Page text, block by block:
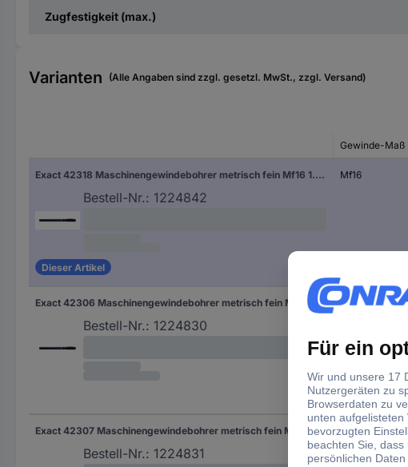
Zugfestigkeit (max.)
Varianten (Alle Angaben sind zzgl. gesetzl. MwSt., zzgl. Versand)
Gewinde-Maß
Exact 42318 Maschinengewindebohrer metrisch fein Mf16 1.5 mm Rechtsschneidend DIN 374 HSS-E Form B 1 St.
Bestell-Nr.: 1224842
Dieser Artikel
Mf16
Exact 42306 Maschinengewindebohrer metrisch fein Mf6 0.75 mm Rechtsschneidend DIN 374 HSS-E Form B 1 St.
Bestell-Nr.: 1224830
Mf6
Exact 42307 Maschinengewindebohrer metrisch fein Mf8 0.75 mm Rechtsschneidend DIN 374 HSS-E Form B 1 St.
Bestell-Nr.: 1224831
Mf8